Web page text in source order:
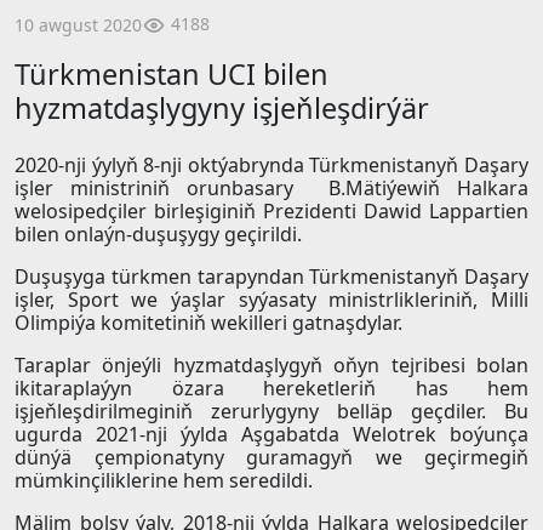
10 awgust 2020 4188
Türkmenistan UCI bilen
hyzmatdaşlygyny işjeňleşdirýär
2020-nji ýylyň 8-nji oktýabrynda Türkmenistanyň Daşary
işler ministriniň orunbasary B.Mätiýewiň Halkara
welosipedçiler birleşiginiň Prezidenti Dawid Lappartien
bilen onlaýn-duşuşygy geçirildi.
Duşuşyga türkmen tarapyndan Türkmenistanyň Daşary
işler, Sport we ýaşlar syýasaty ministrlikleriniň, Milli
Olimpiýa komitetiniň wekilleri gatnaşdylar.
Taraplar önjeýli hyzmatdaşlygyň oňyn tejribesi bolan
ikitaraplaýyn özara hereketleriň has hem
işjeňleşdirilmeginiň zerurlygyny belläp geçdiler. Bu
ugurda 2021-nji ýylda Aşgabatda Welotrek boýunça
dünýä çempionatyny guramagyň we geçirmegiň
mümkinçiliklerine hem seredildi.
Mälim bolşy ýaly, 2018-nji ýylda Halkara welosipedçiler